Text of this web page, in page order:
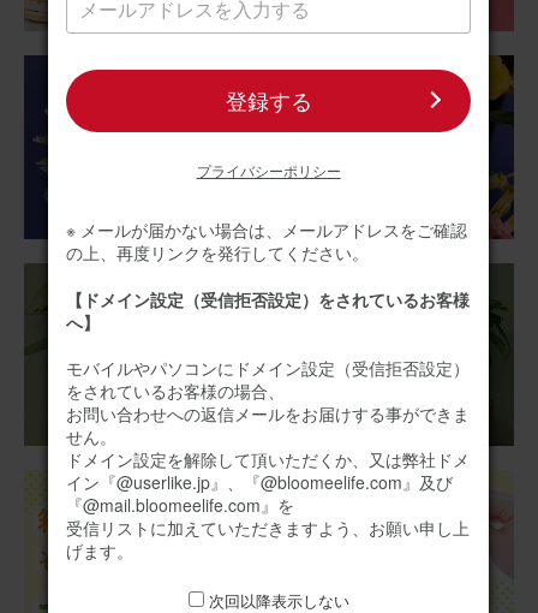
用途：
父の日
明るくなりました
父の日が近いので父の仏前にお供えしようと購入しまし
た。父は明るい人だったので仏花と言えども白い花ばかり
も喜んでいるような気がします。
仏花アレンジメント (ひまわり) Sサイズ
2026/06/07
用途：
お悔やみ
お悔みとして知合いの方にお送りしました。 とても綺麗
で立派なお花が届きましたと感謝の連絡をすぐにいただき
ました。
【お悔やみ・お供えの花】アレンジメント(白)Mサイズ
お悔やみ(ご遺族へ)カードカード
登録する
プライバシーポリシー
※ メールが届かない場合は、メールアドレスをご確認
の上、再度リンクを発行してください。
【ドメイン設定（受信拒否設定）をされているお客様
へ】
モバイルやパソコンにドメイン設定（受信拒否設定）
をされているお客様の場合、
お問い合わせへの返信メールをお届けする事ができま
せん。
ドメイン設定を解除して頂いただくか、又は弊社ドメ
イン『@userlike.jp』、『@bloomeelife.com』及び
『@mail.bloomeelife.com』を
受信リストに加えていただきますよう、お願い申し上
げます。
次回以降表示しない